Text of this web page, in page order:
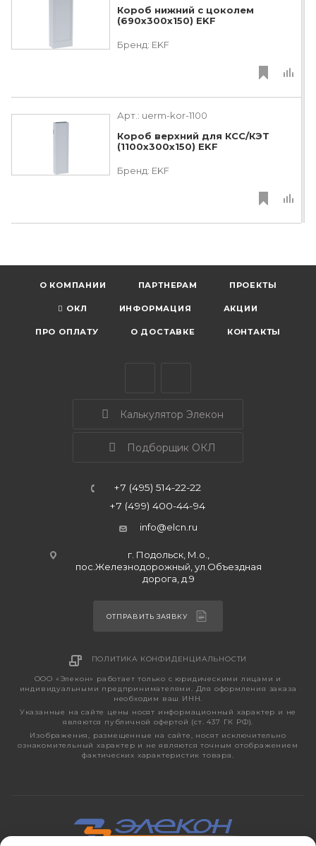
Короб нижний с цоколем
(690х300х150) EKF
Бренд: EKF
Арт.: uerm-kor-1100
Короб верхний для КСС/КЭТ
(1100х300х150) EKF
Бренд: EKF
О КОМПАНИИ ПАРТНЕРАМ ПРОЕКТЫ
ОКЛ ИНФОРМАЦИЯ АКЦИИ
ПРО ОПЛАТУ О ДОСТАВКЕ КОНТАКТЫ
Калькулятор Элекон
Подборщик ОКЛ
+7 (495) 514-22-22
+7 (499) 400-44-94
info@elcn.ru
г. Подольск, М.о.,
пос.Железнодорожный, ул.Объездная
дорога, д.9
ОТПРАВИТЬ ЗАЯВКУ
ПОЛИТИКА КОНФИДЕНЦИАЛЬНОСТИ
ООО «Элекон» работает только с юридическими лицами и
индивидуальными предпринимателями. Для оформления заказа
необходим ваш ИНН.
Указанные на сайте цены носят информационный характер и не
являются публичной офертой (ст. 437 ГК РФ).
Изображения, размещенные на сайте, носят исключительно
ознакомительный характер и не являются точным отображением
фактических характеристик товара.